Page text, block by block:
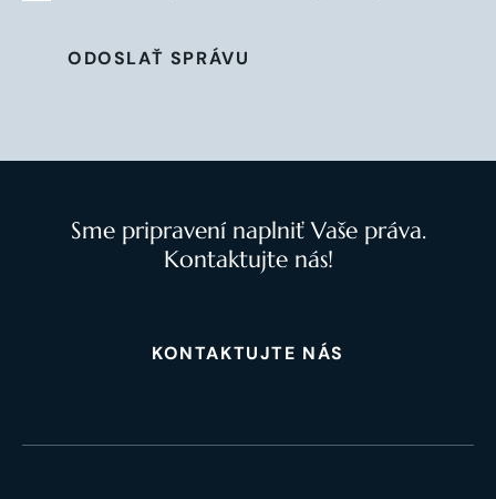
ODOSLAŤ SPRÁVU
Sme pripravení naplniť Vaše práva.
Kontaktujte nás!
KONTAKTUJTE NÁS